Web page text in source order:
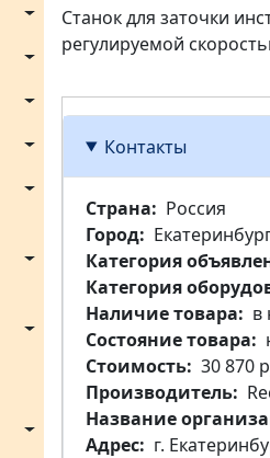
Станок для заточки
регулируемой
Контакты
Страна
Россия
Город
Категория
Категория
Наличие товара
в
Состояние товара
Стоимость 30 870
Производитель
Название
Aдрес
г.